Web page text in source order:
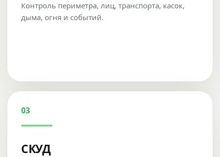
Контроль периметра, лиц, транспорта, касок,
дыма, огня и событий.
03
СКУД